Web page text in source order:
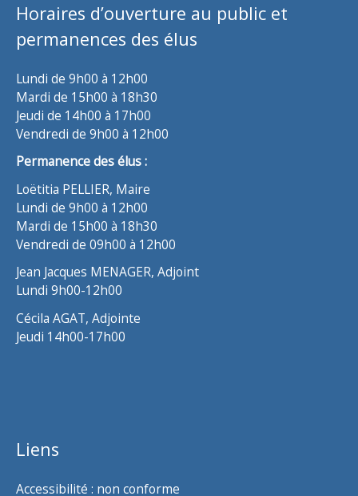
Horaires d’ouverture au public et
permanences des élus
Lundi de 9h00 à 12h00
Mardi de 15h00 à 18h30
Jeudi de 14h00 à 17h00
Vendredi de 9h00 à 12h00
Permanence des élus :
Loëtitia PELLIER, Maire
Lundi de 9h00 à 12h00
Mardi de 15h00 à 18h30
Vendredi de 09h00 à 12h00
Jean Jacques MENAGER, Adjoint
Lundi 9h00-12h00
Cécila AGAT, Adjointe
Jeudi 14h00-17h00
Liens
Accessibilité : non conforme